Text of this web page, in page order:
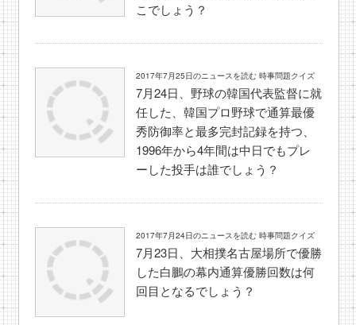
こでしょう？
2017年7月25日のニュースを読む 時事問題クイズ
7月24日、野球の韓国代表監督に就
任した、韓国プロ野球で通算最優
秀防御率と最多完封記録を持つ、
1996年から4年間は中日でもプレ
ーした投手は誰でしょう？
2017年7月24日のニュースを読む 時事問題クイズ
7月23日、大相撲名古屋場所で優勝
した白鵬の幕内通算優勝回数は何
回目となるでしょう？